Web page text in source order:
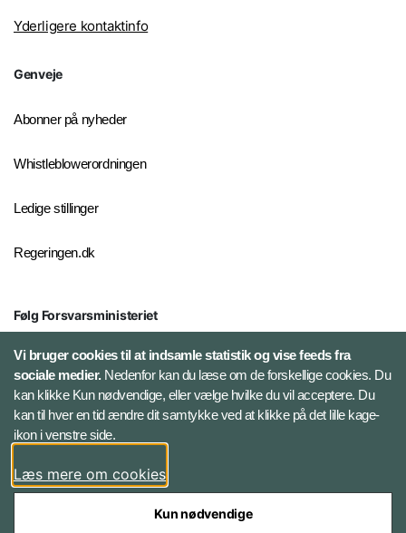
Yderligere kontaktinfo
Genveje
Abonner på nyheder
Whistleblowerordningen
Ledige stillinger
Regeringen.dk
Følg Forsvarsministeriet
X
LinkedIn
Instagram
Vi bruger cookies til at indsamle statistik og vise feeds fra
sociale medier.Nedenfor kan du læse om de forskellige cookies. Du
kan klikke Kun nødvendige, eller vælge hvilke du vil acceptere. Du
kan til hver en tid ændre dit samtykke ved at klikke på det lille kage-
ikon i venstre side.
Læs mere om cookies
Kun nødvendige